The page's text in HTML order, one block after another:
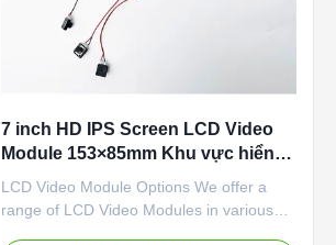
7 inch HD IPS Screen LCD Video
Module 153×85mm Khu vực hiển
thị kết hợp với hộp
LCD Video Module Options We offer a
range of LCD Video Modules in various